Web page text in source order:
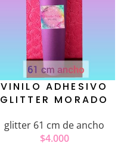
VINILO ADHESIVO
GLITTER MORADO
glitter 61 cm de ancho
$4.000